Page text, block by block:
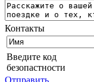
Контакты
Введите код
безопастности